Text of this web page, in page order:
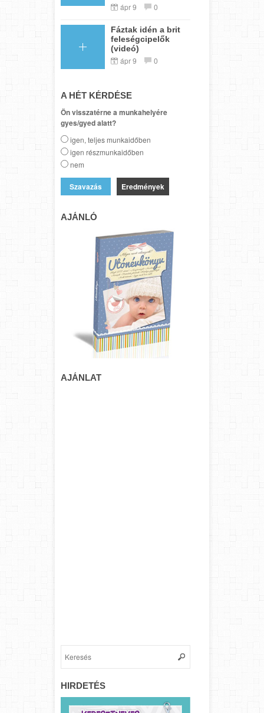
ápr 9 0
Fáztak idén a brit
feleségcipelők
(videó)
ápr 9 0
A HÉT KÉRDÉSE
Ön visszatérne a munkahelyére
gyes/gyed alatt?
igen, teljes munkaidőben
igen részmunkaidőben
nem
Eredmények
AJÁNLÓ
AJÁNLAT
HIRDETÉS